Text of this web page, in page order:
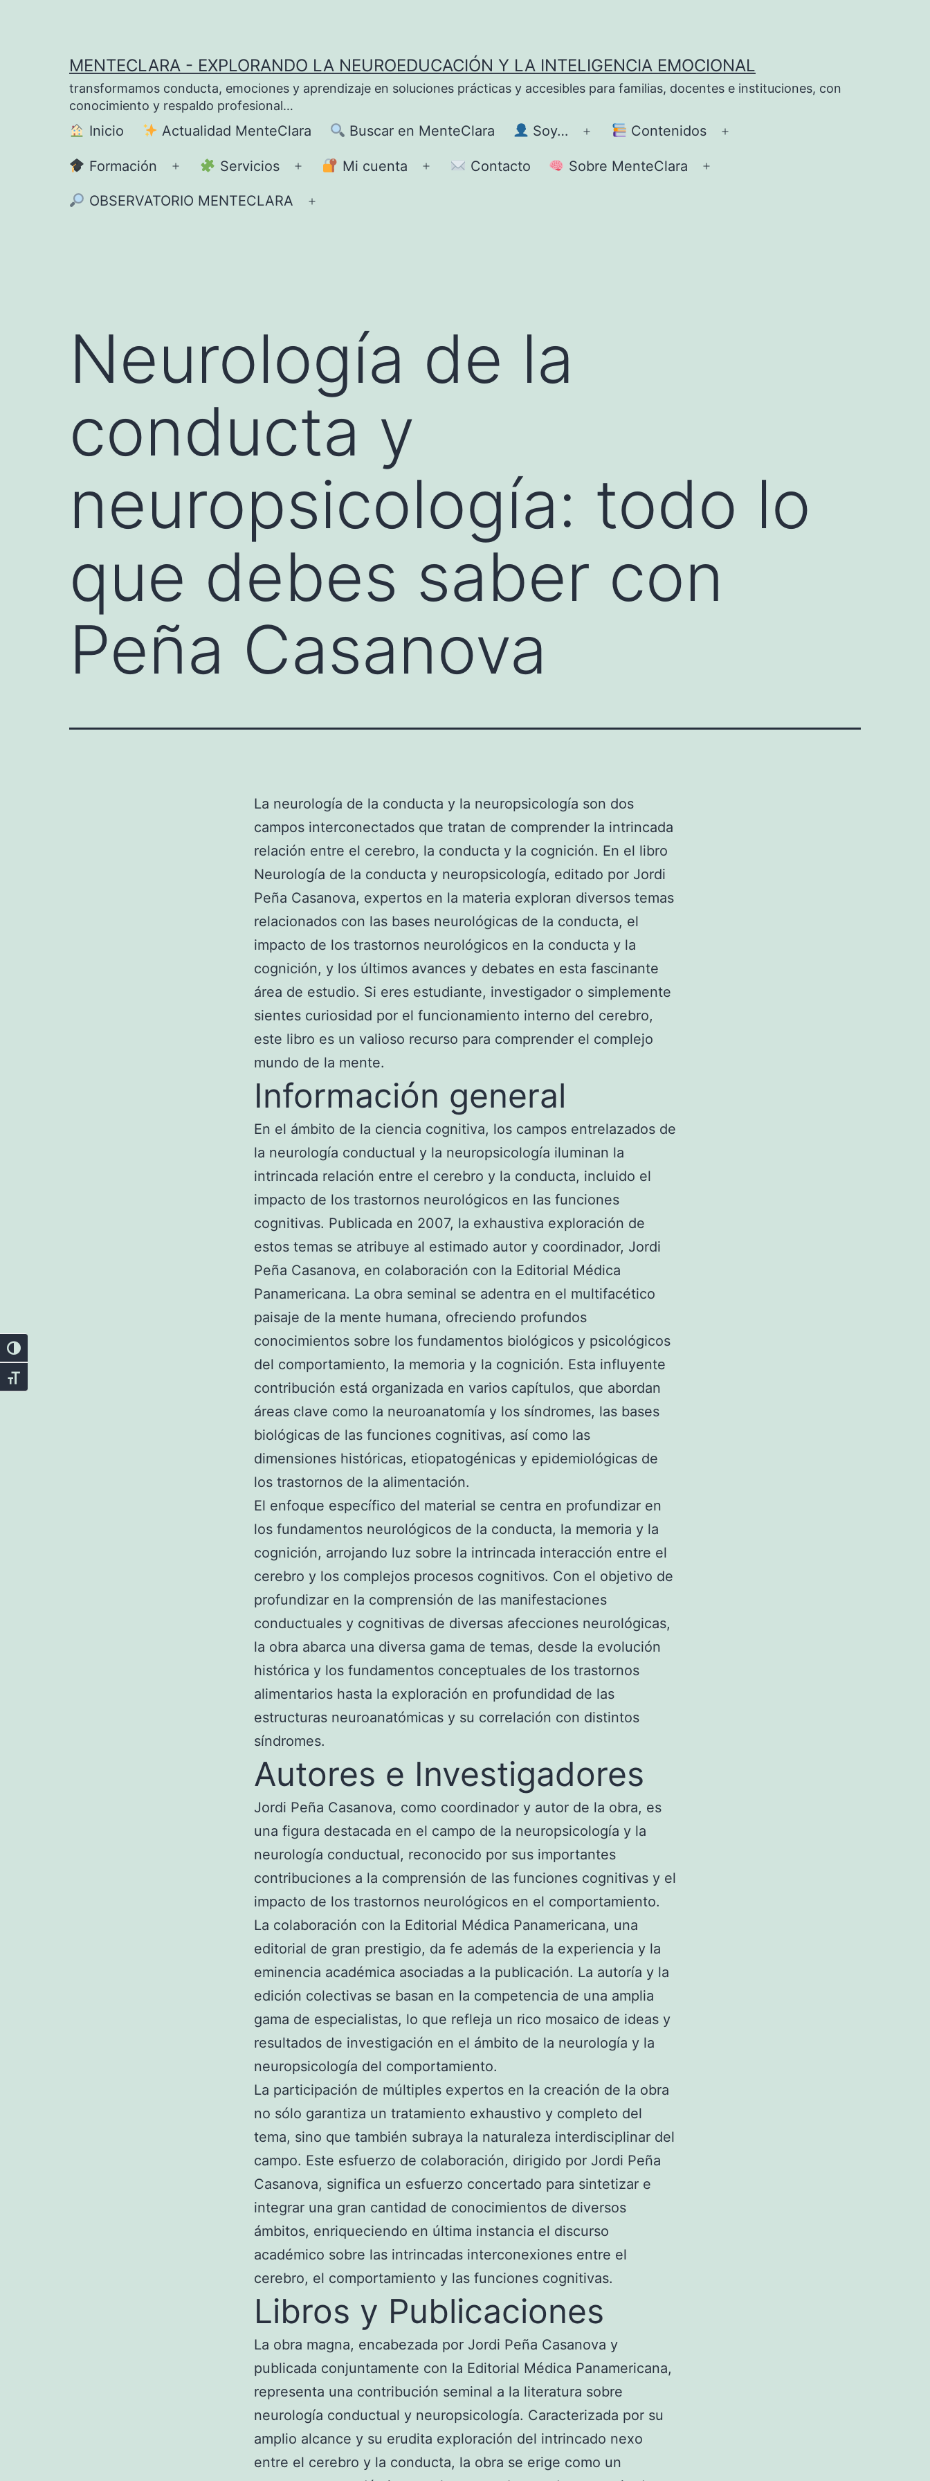
Alternar alto contraste
Alternar tamaño de letra
MENTECLARA - EXPLORANDO LA NEUROEDUCACIÓN Y LA INTELIGENCIA EMOCIONAL
transformamos conducta, emociones y aprendizaje en soluciones prácticas y accesibles para familias, docentes e instituciones, con
conocimiento y respaldo profesional…
Inicio Actualidad MenteClara Buscar en MenteClara Soy…
Abrir
el
Contenidos
Formación
Abrir
el
Servicios
Abrir
el
Mi cuenta
Abrir
Contacto Sobre MenteClara
OBSERVATORIO MENTECLARA
Neurología de la
conducta y
neuropsicología: todo lo
que debes saber con
Peña Casanova
La neurología de la conducta y la neuropsicología son dos
campos interconectados que tratan de comprender la intrincada
relación entre el cerebro, la conducta y la cognición. En el libro
Neurología de la conducta y neuropsicología, editado por Jordi
Peña Casanova, expertos en la materia exploran diversos temas
relacionados con las bases neurológicas de la conducta, el
impacto de los trastornos neurológicos en la conducta y la
cognición, y los últimos avances y debates en esta fascinante
área de estudio. Si eres estudiante, investigador o simplemente
sientes curiosidad por el funcionamiento interno del cerebro,
este libro es un valioso recurso para comprender el complejo
mundo de la mente.
Información general
En el ámbito de la ciencia cognitiva, los campos entrelazados de
la neurología conductual y la neuropsicología iluminan la
intrincada relación entre el cerebro y la conducta, incluido el
impacto de los trastornos neurológicos en las funciones
cognitivas. Publicada en 2007, la exhaustiva exploración de
estos temas se atribuye al estimado autor y coordinador, Jordi
Peña Casanova, en colaboración con la Editorial Médica
Panamericana. La obra seminal se adentra en el multifacético
paisaje de la mente humana, ofreciendo profundos
conocimientos sobre los fundamentos biológicos y psicológicos
del comportamiento, la memoria y la cognición. Esta influyente
contribución está organizada en varios capítulos, que abordan
áreas clave como la neuroanatomía y los síndromes, las bases
biológicas de las funciones cognitivas, así como las
dimensiones históricas, etiopatogénicas y epidemiológicas de
los trastornos de la alimentación.
El enfoque específico del material se centra en profundizar en
los fundamentos neurológicos de la conducta, la memoria y la
cognición, arrojando luz sobre la intrincada interacción entre el
cerebro y los complejos procesos cognitivos. Con el objetivo de
profundizar en la comprensión de las manifestaciones
conductuales y cognitivas de diversas afecciones neurológicas,
la obra abarca una diversa gama de temas, desde la evolución
histórica y los fundamentos conceptuales de los trastornos
alimentarios hasta la exploración en profundidad de las
estructuras neuroanatómicas y su correlación con distintos
síndromes.
Autores e Investigadores
Jordi Peña Casanova, como coordinador y autor de la obra, es
una figura destacada en el campo de la neuropsicología y la
neurología conductual, reconocido por sus importantes
contribuciones a la comprensión de las funciones cognitivas y el
impacto de los trastornos neurológicos en el comportamiento.
La colaboración con la Editorial Médica Panamericana, una
editorial de gran prestigio, da fe además de la experiencia y la
eminencia académica asociadas a la publicación. La autoría y la
edición colectivas se basan en la competencia de una amplia
gama de especialistas, lo que refleja un rico mosaico de ideas y
resultados de investigación en el ámbito de la neurología y la
neuropsicología del comportamiento.
La participación de múltiples expertos en la creación de la obra
no sólo garantiza un tratamiento exhaustivo y completo del
tema, sino que también subraya la naturaleza interdisciplinar del
campo. Este esfuerzo de colaboración, dirigido por Jordi Peña
Casanova, significa un esfuerzo concertado para sintetizar e
integrar una gran cantidad de conocimientos de diversos
ámbitos, enriqueciendo en última instancia el discurso
académico sobre las intrincadas interconexiones entre el
cerebro, el comportamiento y las funciones cognitivas.
Libros y Publicaciones
La obra magna, encabezada por Jordi Peña Casanova y
publicada conjuntamente con la Editorial Médica Panamericana,
representa una contribución seminal a la literatura sobre
neurología conductual y neuropsicología. Caracterizada por su
amplio alcance y su erudita exploración del intrincado nexo
entre el cerebro y la conducta, la obra se erige como un